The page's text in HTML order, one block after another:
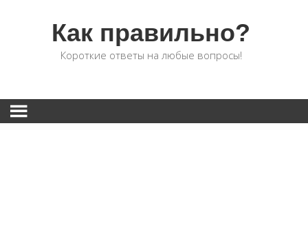
Как правильно?
Короткие ответы на любые вопросы!